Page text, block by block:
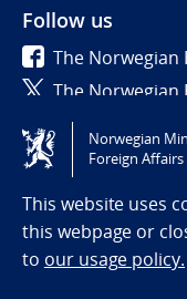
Follow us
The Norwegian
The Norwegian
(NO)
Norwegian
Foreign Affairs
This website uses
this webpage or
to our usage policy.